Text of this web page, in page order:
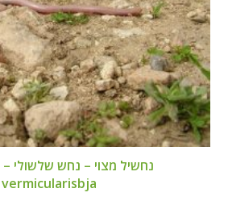
vermicularisbja